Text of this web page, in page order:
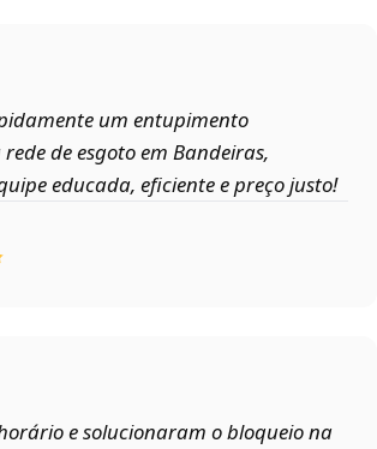
um entupimento
de esgoto em Bandeiras,
educada, eficiente e preço justo!
e solucionaram o bloqueio na